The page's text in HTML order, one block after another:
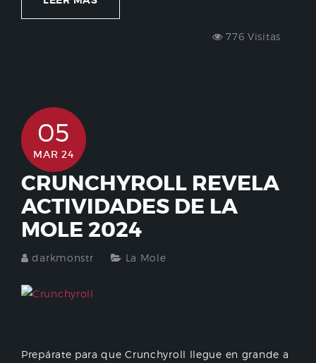
776 Visitas
05
MAR 24
CRUNCHYROLL REVELA
ACTIVIDADES DE LA
MOLE 2024
darkmonstr La Mole
Prepárate para que Crunchyroll llegue en grande a